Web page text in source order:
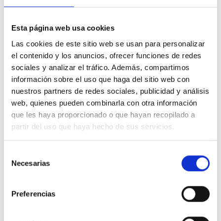
Esta página web usa cookies
Las cookies de este sitio web se usan para personalizar
el contenido y los anuncios, ofrecer funciones de redes
sociales y analizar el tráfico. Además, compartimos
información sobre el uso que haga del sitio web con
nuestros partners de redes sociales, publicidad y análisis
web, quienes pueden combinarla con otra información
que les haya proporcionado o que hayan recopilado a
partir del uso que haya hecho de sus servicios.
Necesarias
Preferencias
Su diseño técnico se complementa con refuerzos en
las zonas de mayor exposición y bajos elásticos que
optimizan el ajuste sobre el calzado, evitando la
entrada de humedad o suciedad. La elasticidad del
material asegura que, a pesar de su resistencia y
propiedades protectoras, el pantalón mantenga una
flexibilidad total para movimientos técnicos en
terrenos difíciles.
Puntos clave:
Acabado repelente al agua:Protege contra la
Tejido Shellflex:
Combina ligereza, elasticidad y una
Cremalleras selladas:
Los bolsillos ofrecen un
resguardo seguro para tus pertenencias frente al